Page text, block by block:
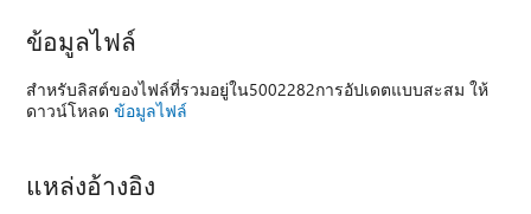
ข้อมูลไฟล์
สําหรับลิสต์ของไฟล์ที่รวมอยู่ใน5002282การอัปเดตแบบสะสม ให้
ดาวน์โหลดข้อมูลไฟล์
แหล่งอ้างอิง